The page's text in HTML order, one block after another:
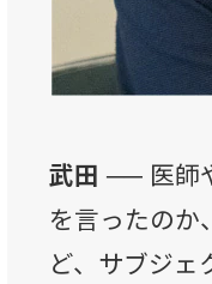
武田 ── 医師
を言ったのか
ど、サブジェ